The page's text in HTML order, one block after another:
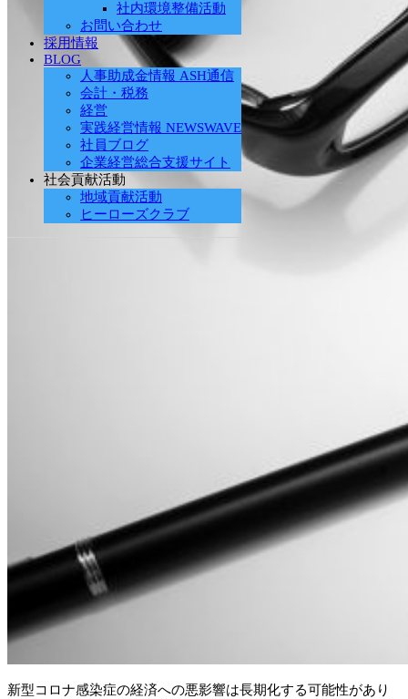
社内環境整備活動
お問い合わせ
採用情報
BLOG
人事助成金情報 ASH通信
会計・税務
経営
実践経営情報 NEWSWAVE
社員ブログ
企業経営総合支援サイト
社会貢献活動
地域貢献活動
ヒーローズクラブ
新型コロナ感染症の経済への悪影響は長期化する可能性があり